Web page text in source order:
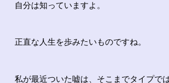
自分は知っていますよ。
正直な人生を歩みたいものですね。
私が最近ついた嘘は、そこまでタイプで